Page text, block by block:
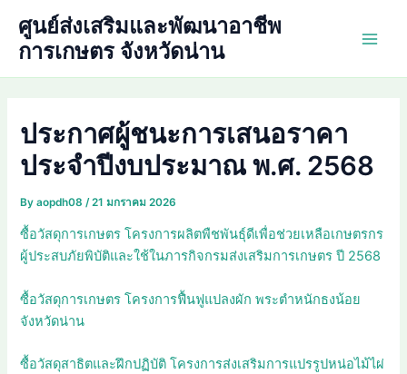
content
ศูนย์ส่งเสริมและพัฒนาอาชีพ
การเกษตร จังหวัดน่าน
ประกาศผู้ชนะการเสนอราคา
ประจำปีงบประมาณ พ.ศ. 2568
Byaopdh08/21 มกราคม 2026
ซื้อวัสดุการเกษตร โครงการผลิตพืชพันธุ์ดีเพื่อช่วยเหลือเกษตรกร
ผู้ประสบภัยพิบัติและใช้ในภารกิจกรมส่งเสริมการเกษตร ปี 2568
ซื้อวัสดุการเกษตร โครงการฟื้นฟูแปลงผัก พระตำหนักธงน้อย
จังหวัดน่าน
ซื้อวัสดุสาธิตและฝึกปฏิบัติ โครงการส่งเสริมการแปรรูปหน่อไม้ไผ่